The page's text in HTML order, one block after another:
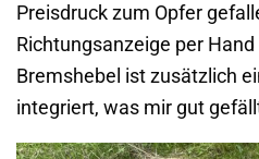
Preisdruck zum Opfer
Richtungsanzeige per
Bremshebel ist zusätzlich
integriert, was mir gut